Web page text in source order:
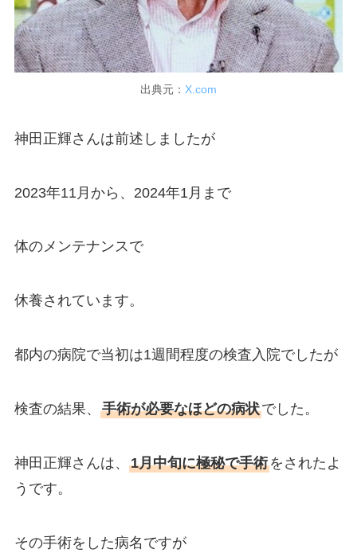
出典元： X.com
神田正輝さんは前述しましたが
2023年11月から、2024年1月まで
体のメンテナンスで
休養されています。
都内の病院で当初は1週間程度の検査入院でしたが
検査の結果、 手術が必要なほどの病状でした。
神田正輝さんは、 1月中旬に極秘で手術をされたよ
うです。
その手術をした病名ですが